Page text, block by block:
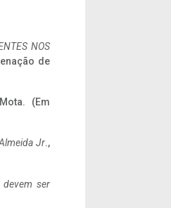
NOS
de
(Em
Jr.,
ser